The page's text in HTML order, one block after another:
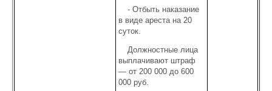
- Отбыть наказание
в виде ареста на 20
суток.
Должностные лица
выплачивают штраф
— от 200 000 до 600
000 руб.